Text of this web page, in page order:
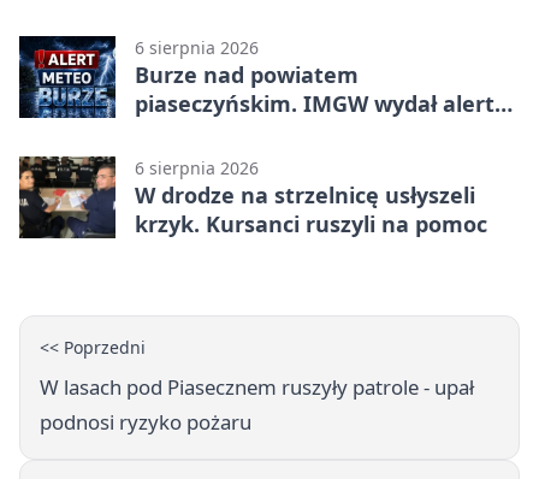
6 sierpnia 2026
Burze nad powiatem
piaseczyńskim. IMGW wydał alert
6 sierpnia 2026
W drodze na strzelnicę usłyszeli
krzyk. Kursanci ruszyli na pomoc
<< Poprzedni
W lasach pod Piasecznem ruszyły patrole - upał
podnosi ryzyko pożaru